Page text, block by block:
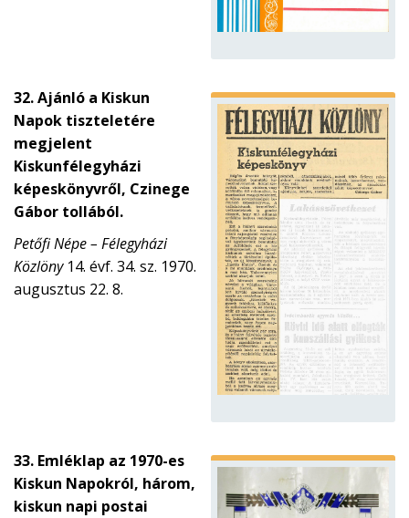
32. Ajánló a Kiskun
Napok tiszteletére
megjelent
Kiskunfélegyházi
képeskönyvről, Czinege
Gábor tollából.
Petőfi Népe – Félegyházi
Közlöny14. évf. 34. sz. 1970.
augusztus 22. 8.
33. Emléklap az 1970-es
Kiskun Napokról, három,
kiskun napi postai